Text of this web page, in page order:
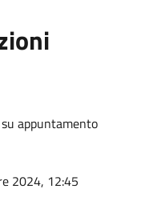
appuntamento
2024, 12:45